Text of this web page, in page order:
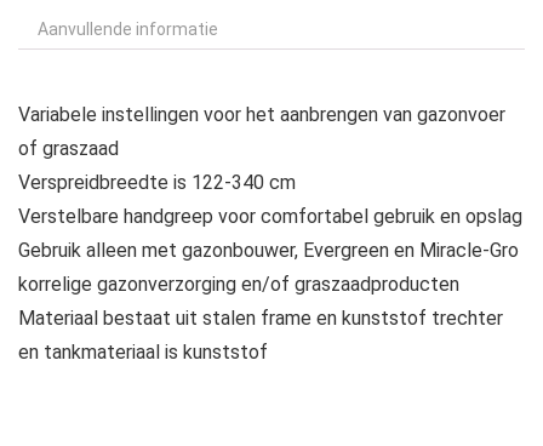
Aanvullende informatie
Variabele instellingen voor het aanbrengen van gazonvoer
of graszaad
Verspreidbreedte is 122-340 cm
Verstelbare handgreep voor comfortabel gebruik en opslag
Gebruik alleen met gazonbouwer, Evergreen en Miracle-Gro
korrelige gazonverzorging en/of graszaadproducten
Materiaal bestaat uit stalen frame en kunststof trechter
en tankmateriaal is kunststof